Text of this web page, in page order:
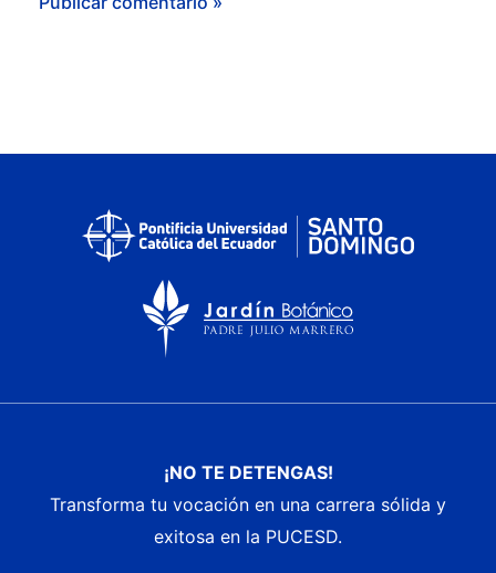
¡NO TE DETENGAS!
Transforma tu vocación en una carrera sólida y
exitosa en la PUCESD.